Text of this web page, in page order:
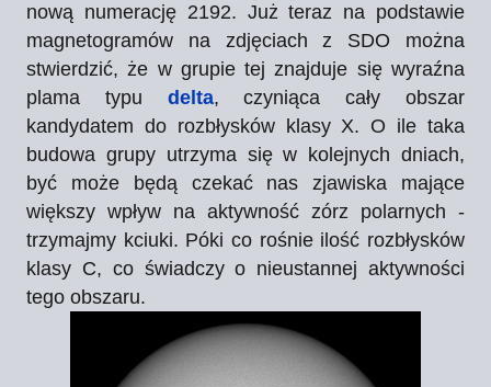
nową numerację 2192. Już teraz na podstawie
magnetogramów na zdjęciach z SDO można
stwierdzić, że w grupie tej znajduje się wyraźna
plama typu delta, czyniąca cały obszar
kandydatem do rozbłysków klasy X. O ile taka
budowa grupy utrzyma się w kolejnych dniach,
być może będą czekać nas zjawiska mające
większy wpływ na aktywność zórz polarnych -
trzymajmy kciuki. Póki co rośnie ilość rozbłysków
klasy C, co świadczy o nieustannej aktywności
tego obszaru.